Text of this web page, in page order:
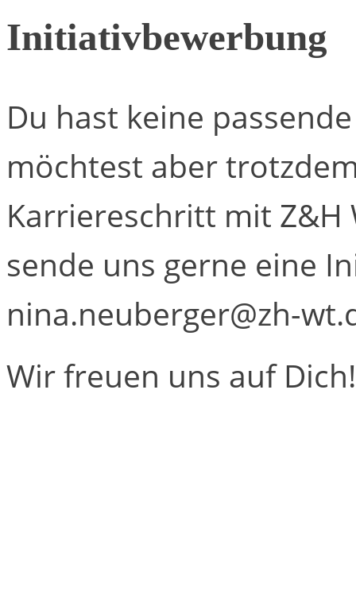
Initiativbewerbung
Du hast keine
möchtest aber
Karriereschritt mit Z&H
sende uns gerne eine
nina.neuberger@zh-
Wir freuen uns auf Dich!